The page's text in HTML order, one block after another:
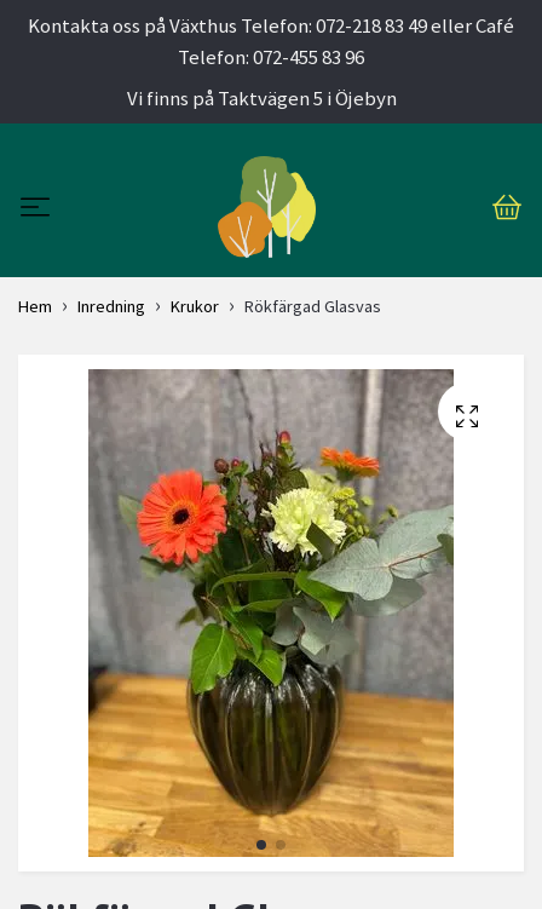
Kontakta oss på Växthus Telefon: 072-218 83 49 eller Café
Telefon: 072-455 83 96
Vi finns på Taktvägen 5 i Öjebyn
Hem Inredning Krukor Rökfärgad Glasvas